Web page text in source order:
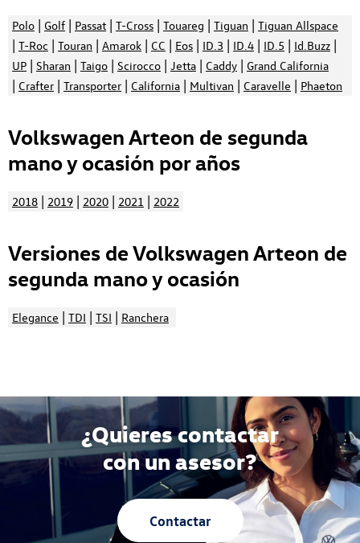
Polo | Golf | Passat | T-Cross | Touareg | Tiguan | Tiguan Allspace
| T-Roc | Touran | Amarok | CC | Eos | ID.3 | ID.4 | ID.5 | Id.Buzz |
UP | Sharan | Taigo | Scirocco | Jetta | Caddy | Grand California
| Crafter | Transporter | California | Multivan | Caravelle | Phaeton
Volkswagen Arteon de segunda
mano y ocasión por años
2018 | 2019 | 2020 | 2021 | 2022
Versiones de Volkswagen Arteon de
segunda mano y ocasión
Elegance | TDI | TSI | Ranchera
¿Quieres contactar
con un asesor?
Contactar